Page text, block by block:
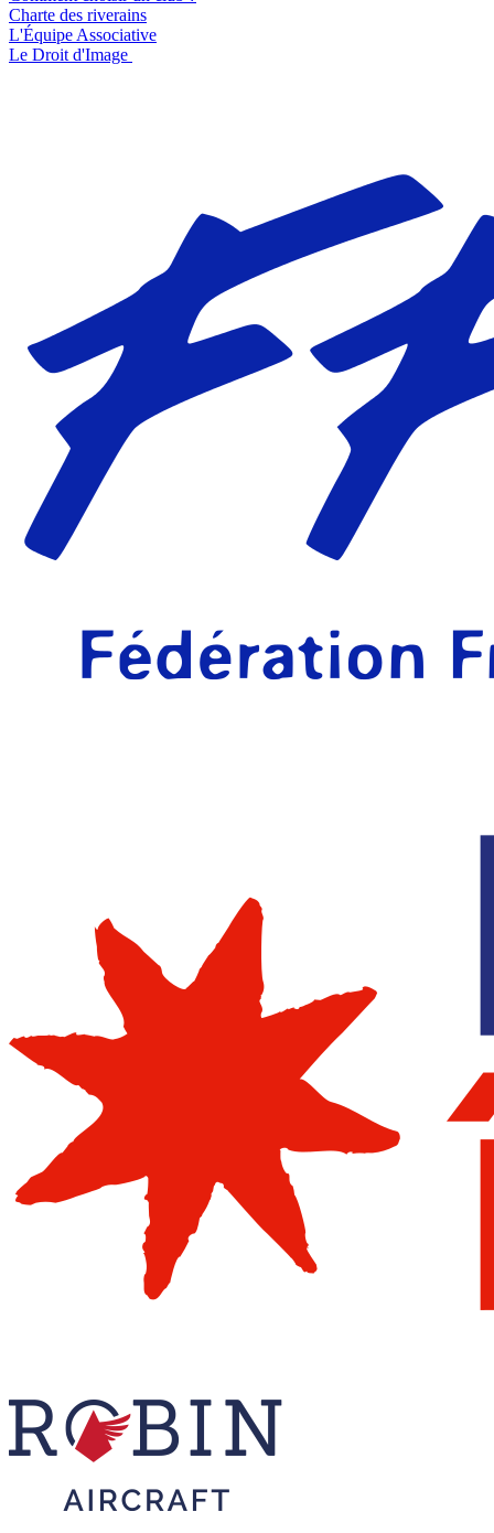
Charte des riverains
L'Équipe Associative
Le Droit d'Image